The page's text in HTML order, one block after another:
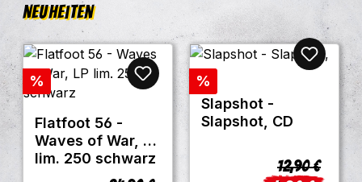
Neuheiten
Rabatt
%
Flatfoot 56 -
Waves of War, LP
lim. 250 schwarz
Rabatt
%
Slapshot -
Slapshot, CD
Regulärer
12,90 €